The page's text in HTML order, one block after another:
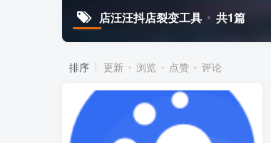
店汪汪抖店裂变工具 共1篇
排序 更新 浏览 点赞 评论